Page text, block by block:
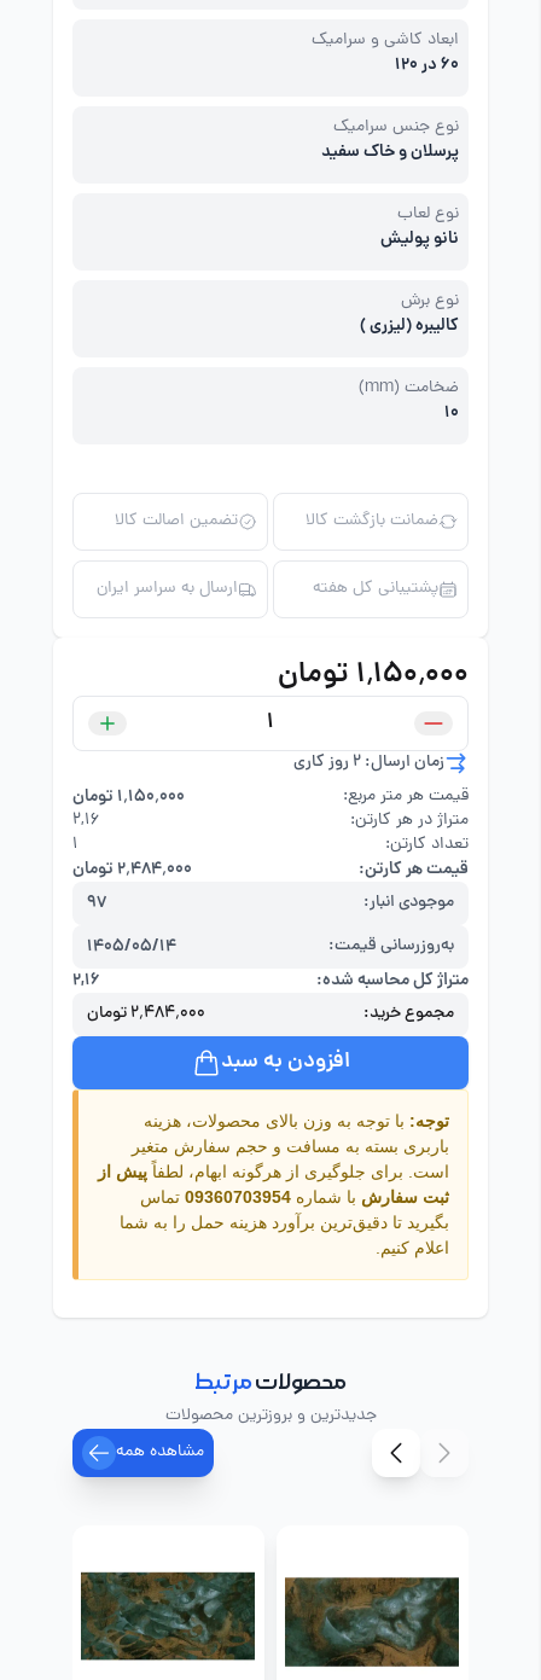
ابعاد کاشی و سرامیک
60 در 120
نوع جنس سرامیک
پرسلان و خاک سفید
نوع لعاب
نانو پولیش
نوع برش
کالیبره (لیزری )
ضخامت (mm)
10
ضمانت بازگشت کالا تضمین اصالت کالا
پشتیبانی کل هفته ارسال به سراسر ایران
۱٬۱۵۰٬۰۰۰ تومان
زمان ارسال: 2 روز کاری
قیمت هر متر مربع:
۱٬۱۵۰٬۰۰۰ تومان
متراژ در هر کارتن:
۲,۱۶
تعداد کارتن:
1
قیمت هر کارتن: ۲٬۴۸۴٬۰۰۰ تومان
موجودی انبار: 97
به‌روزرسانی قیمت:
1405/05/14
متراژ کل محاسبه شده:
۲,۱۶
مجموع خرید: ۲٬۴۸۴٬۰۰۰ تومان
افزودن به سبد
توجه: با توجه به وزن بالای محصولات، هزینه
باربری بسته به مسافت و حجم سفارش متغیر
است. برای جلوگیری از هرگونه ابهام، لطفاً پیش از
ثبت سفارش با شماره 09360703954 تماس
بگیرید تا دقیق‌ترین برآورد هزینه حمل را به شما
اعلام کنیم.
محصولاتمرتبط
جدیدترین و بروزترین محصولات
مشاهده همه